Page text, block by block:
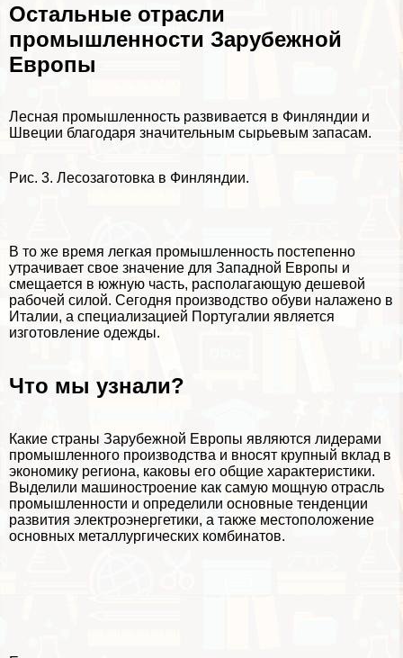
Остальные отрасли
промышленности Зарубежной
Европы
Лесная промышленность развивается в Финляндии и
Швеции благодаря значительным сырьевым запасам.
Рис. 3. Лесозаготовка в Финляндии.
В то же время легкая промышленность постепенно
утрачивает свое значение для Западной Европы и
смещается в южную часть, располагающую дешевой
рабочей силой. Сегодня производство обуви налажено в
Италии, а специализацией Португалии является
изготовление одежды.
Что мы узнали?
Какие страны Зарубежной Европы являются лидерами
промышленного производства и вносят крупный вклад в
экономику региона, каковы его общие хаpaктеристики.
Выделили машиностроение как самую мощную отрасль
промышленности и определили основные тенденции
развития электроэнергетики, а также местоположение
основных металлургических комбинатов.